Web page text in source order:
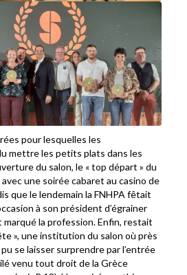
pour lesquelles les
mettre les petits plats dans les
du salon, le « top départ » du
une soirée cabaret au casino de
que le lendemain la FNHPA fêtait
à son président d’égrainer
la profession. Enfin, restait
», une institution du salon où près
se laisser surprendre par l’entrée
venu tout droit de la Grèce